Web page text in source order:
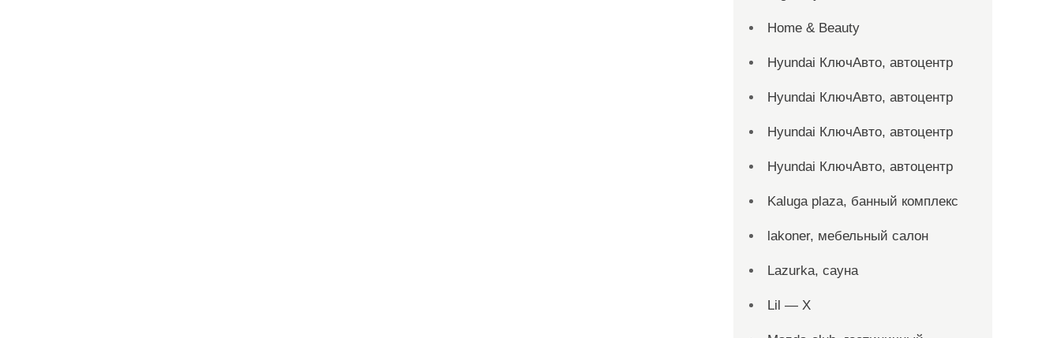
Home & Beauty
Hyundai КлючАвто, автоцентр
Hyundai КлючАвто, автоцентр
Hyundai КлючАвто, автоцентр
Hyundai КлючАвто, автоцентр
Kaluga plaza, банный комплекс
lakoner, мебельный салон
Lazurka, сауна
Lil — X